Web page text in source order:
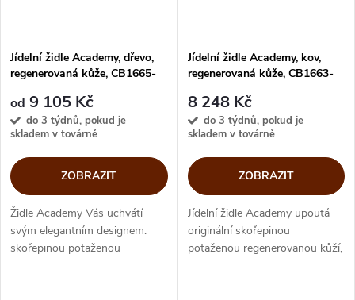
Jídelní židle Academy, dřevo,
regenerovaná kůže, CB1665-
od 9 105 Kč
do 3 týdnů, pokud je
skladem v továrně
ZOBRAZIT
Židle Academy Vás uchvátí
svým elegantním designem:
skořepinou potaženou
regenerovanou kůží a masivním
Jídelní židle Academy, kov,
regenerovaná kůže, CB1663-
8 248 Kč
do 3 týdnů, pokud je
skladem v továrně
ZOBRAZIT
Jídelní židle Academy upoutá
originální skořepinou
potaženou regenerovanou kůží,
kterou doplňují jednoduché